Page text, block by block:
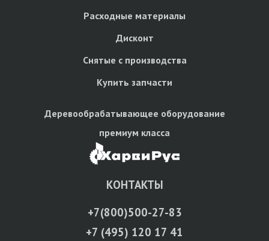
Расходные материалы
Дисконт
Снятые с производства
Купить запчасти
Деревообрабатывающее оборудование
премиум класса
КОНТАКТЫ
+7(800)500-27-83
+7 (495) 120 17 41